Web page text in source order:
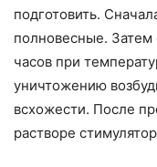
подготовить.
полновесные.
часов при
уничтожению
всхожести. После
растворе